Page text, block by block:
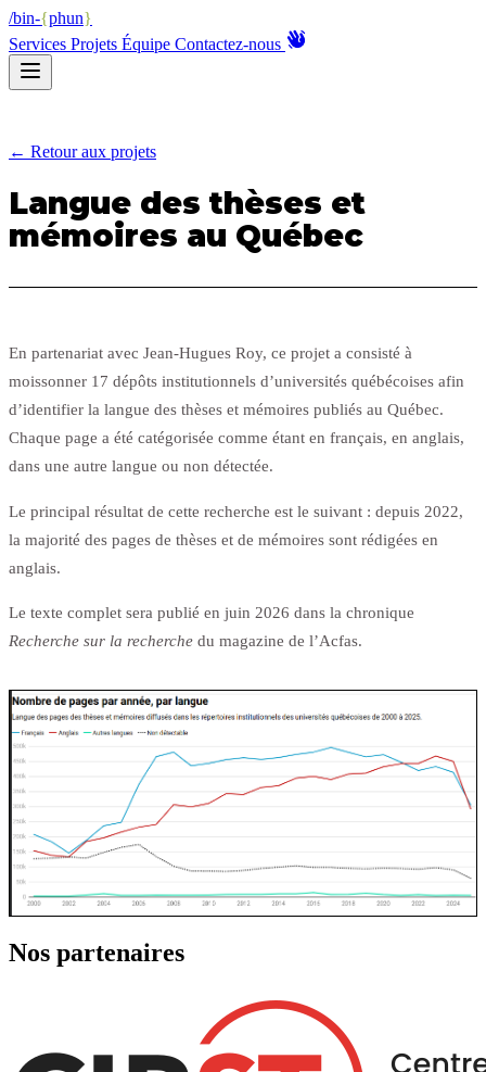
/bin-{phun}
Services Projets Équipe Contactez-nous
← Retour aux projets
Langue des thèses et
mémoires au Québec
En partenariat avec Jean-Hugues Roy, ce projet a consisté à
moissonner 17 dépôts institutionnels d’universités québécoises afin
d’identifier la langue des thèses et mémoires publiés au Québec.
Chaque page a été catégorisée comme étant en français, en anglais,
dans une autre langue ou non détectée.
Le principal résultat de cette recherche est le suivant : depuis 2022,
la majorité des pages de thèses et de mémoires sont rédigées en
anglais.
Le texte complet sera publié en juin 2026 dans la chronique
Recherche sur la recherche du magazine de l’Acfas.
Nos partenaires